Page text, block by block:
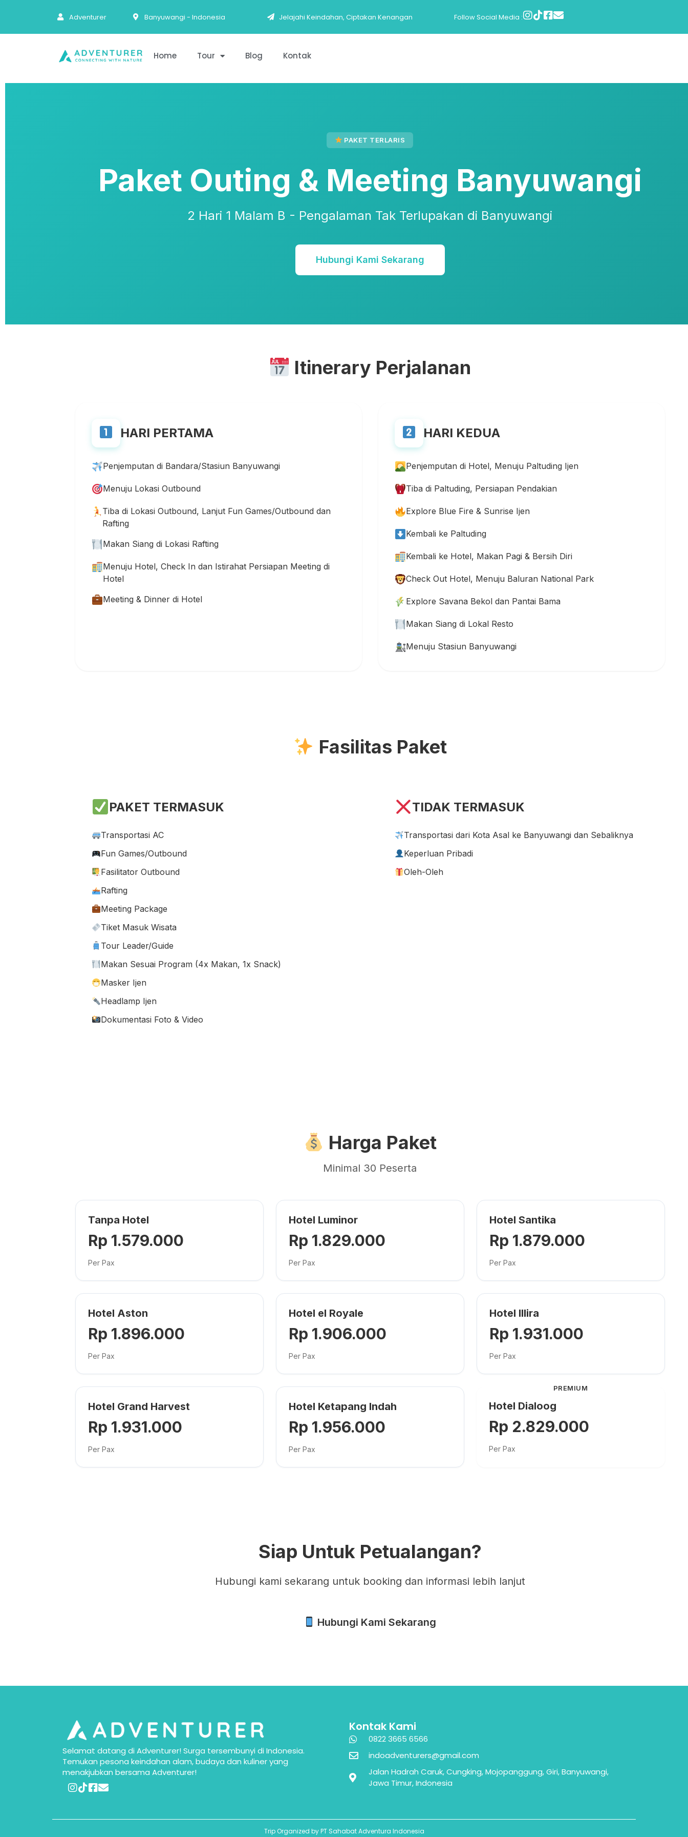
Adventurer Banyuwangi - Indonesia Jelajahi Keindahan, Ciptakan Kenangan Follow Social Media :
Home Tour Blog Kontak
PAKET TERLARIS
Paket Outing & Meeting Banyuwangi
2 Hari 1 Malam B - Pengalaman Tak Terlupakan di Banyuwangi
Hubungi Kami Sekarang
Itinerary Perjalanan
HARI PERTAMA
Penjemputan di Bandara/Stasiun Banyuwangi
Menuju Lokasi Outbound
Tiba di Lokasi Outbound, Lanjut Fun Games/Outbound dan
Rafting
Makan Siang di Lokasi Rafting
Menuju Hotel, Check In dan Istirahat Persiapan Meeting di
Hotel
Meeting & Dinner di Hotel
HARI KEDUA
Penjemputan di Hotel, Menuju Paltuding Ijen
Tiba di Paltuding, Persiapan Pendakian
Explore Blue Fire & Sunrise Ijen
Kembali ke Paltuding
Kembali ke Hotel, Makan Pagi & Bersih Diri
Check Out Hotel, Menuju Baluran National Park
Explore Savana Bekol dan Pantai Bama
Makan Siang di Lokal Resto
Menuju Stasiun Banyuwangi
Fasilitas Paket
PAKET TERMASUK
Transportasi AC
Fun Games/Outbound
Fasilitator Outbound
Rafting
Meeting Package
Tiket Masuk Wisata
Tour Leader/Guide
Makan Sesuai Program (4x Makan, 1x Snack)
Masker Ijen
Headlamp Ijen
Dokumentasi Foto & Video
TIDAK TERMASUK
Transportasi dari Kota Asal ke Banyuwangi dan Sebaliknya
Keperluan Pribadi
Oleh-Oleh
Harga Paket
Minimal 30 Peserta
Tanpa Hotel
Rp 1.579.000
Per Pax
Hotel Luminor
Rp 1.829.000
Per Pax
Hotel Santika
Rp 1.879.000
Per Pax
Hotel Aston
Rp 1.896.000
Per Pax
Hotel el Royale
Rp 1.906.000
Per Pax
Hotel Illira
Rp 1.931.000
Per Pax
Hotel Grand Harvest
Rp 1.931.000
Per Pax
Hotel Ketapang Indah
Rp 1.956.000
Per Pax
PREMIUM
Hotel Dialoog
Rp 2.829.000
Per Pax
Siap Untuk Petualangan?
Hubungi kami sekarang untuk booking dan informasi lebih lanjut
Hubungi Kami Sekarang
Selamat datang di Adventurer! Surga tersembunyi di Indonesia.
Temukan pesona keindahan alam, budaya dan kuliner yang
menakjubkan bersama Adventurer!
Kontak Kami
0822 3665 6566
indoadventurers@gmail.com
Jalan Hadrah Caruk, Cungking, Mojopanggung, Giri, Banyuwangi,
Jawa Timur, Indonesia
Trip Organized by PT Sahabat Adventura Indonesia